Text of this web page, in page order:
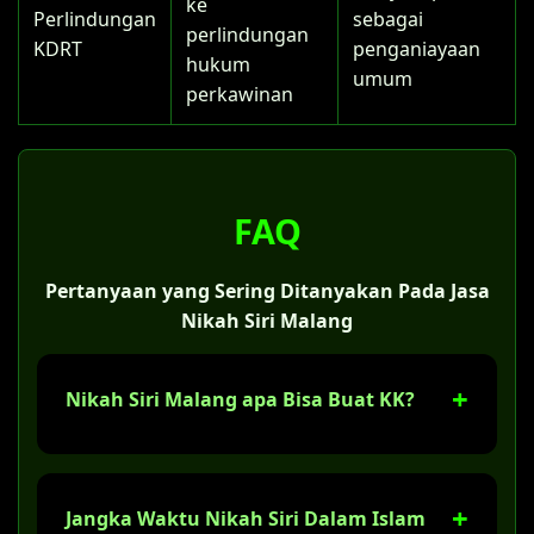
Perlindungan
KDRT
perlindungan
hukum
perkawinan
sebagai
penganiayaan
umum
FAQ
Pertanyaan yang Sering Ditanyakan Pada Jasa
Nikah Siri Malang
Nikah Siri Malang apa Bisa Buat KK?
Ya, tentu saja. Jika sudah melaksanakan
Kartu Keluarga (KK) dengan status "kawin
Jangka Waktu Nikah Siri Dalam Islam